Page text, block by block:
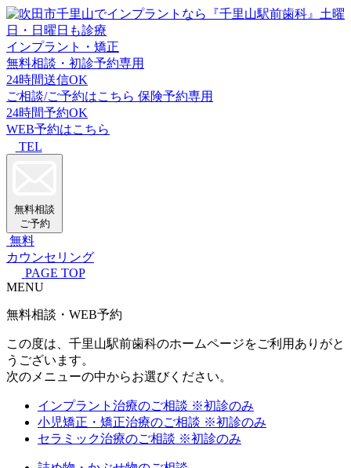
インプラント・矯正
無料相談・初診予約専用
24時間送信OK
ご相談/ご予約はこちら 保険予約専用
24時間予約OK
WEB予約はこちら
TEL
無料相談
ご予約
無料
カウンセリング
PAGE TOP
MENU
無料相談・WEB予約
この度は、千里山駅前歯科のホームページをご利用ありがと
うございます。
次のメニューの中からお選びください。
インプラント治療のご相談 ※初診のみ
小児矯正・矯正治療のご相談 ※初診のみ
セラミック治療のご相談 ※初診のみ